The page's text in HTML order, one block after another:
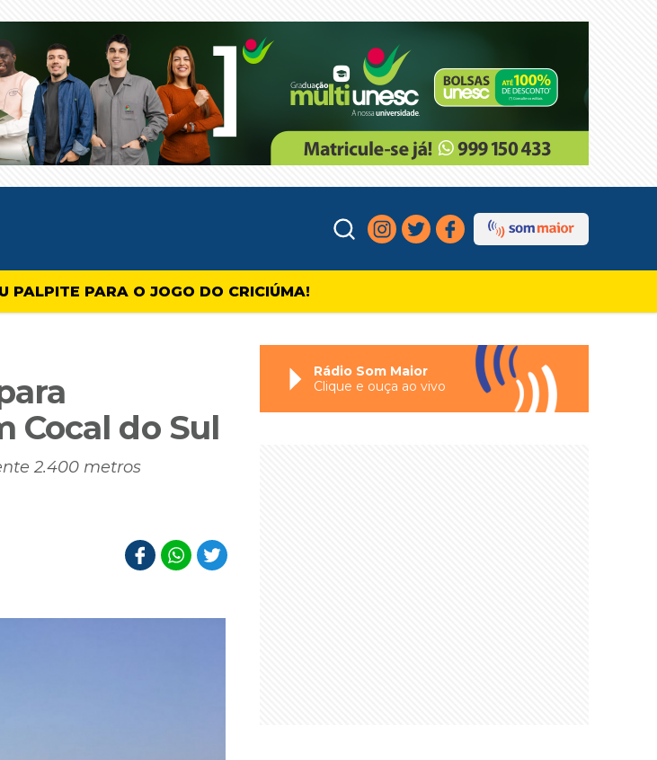
PALPITE PARA O JOGO DO CRICIÚMA!
Cocal do Sul
2.400 metros
Rádio Som Maior
Clique e ouça ao vivo